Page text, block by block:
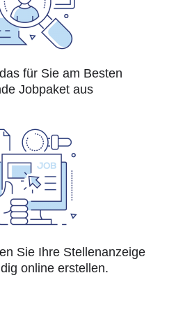
für Sie am Besten
Jobpaket aus
Sie Ihre Stellenanzeige
online erstellen.